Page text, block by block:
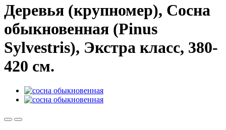
Деревья (крупномер), Сосна
обыкновенная (Pinus
Sylvestris), Экстра класс, 380-
420 см.